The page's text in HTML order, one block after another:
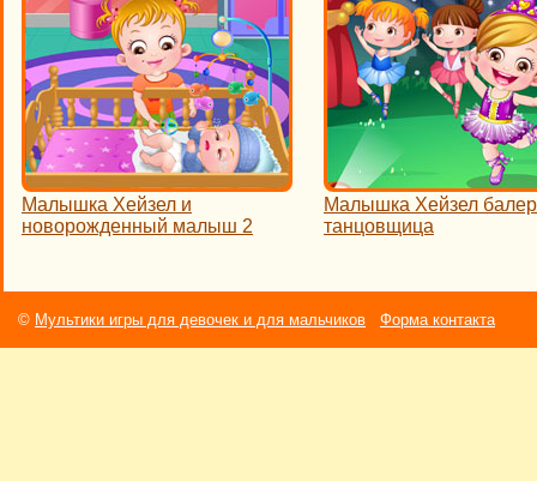
Малышка Хейзел и
новорожденный малыш 2
Малышка Хейзел
танцовщица
© Мультики игры для девочек и для мальчиков Форма контакта